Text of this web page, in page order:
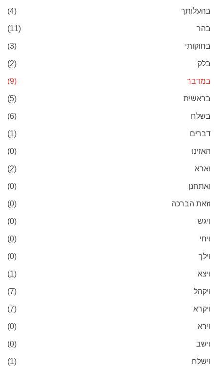
בהעלותך (4)
בהר (11)
בחוקותי (3)
בלק (2)
במדבר (9)
בראשית (5)
בשלח (6)
דברים (1)
האזינו (0)
וארא (2)
ואתחנן (0)
וזאת הברכה (0)
ויגש (0)
ויחי (0)
וילך (0)
ויצא (1)
ויקהל (7)
ויקרא (7)
וירא (0)
וישב (0)
וישלח (1)